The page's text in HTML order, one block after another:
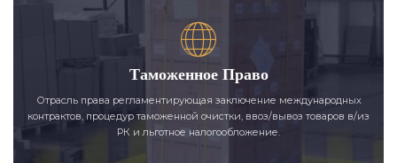
Таможенное Право
Отрасль права регламентирующая заключение международных
контрактов, процедур таможенной очистки, ввоз/вывоз товаров в/из
РК и льготное налогообложение.